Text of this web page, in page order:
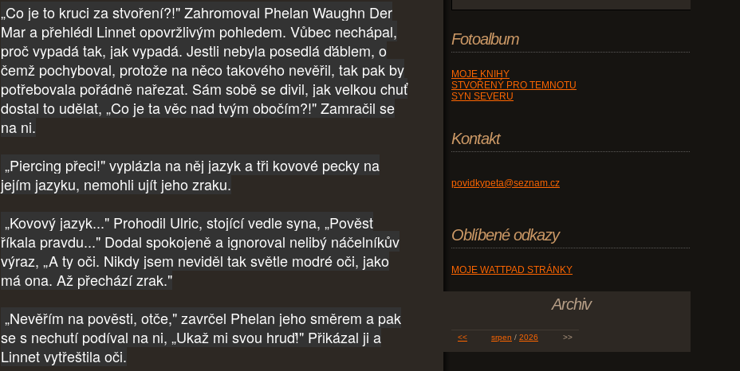
„Co je to kruci za stvoření?!" Zahromoval Phelan Waughn Der
Mar a přehlédl Linnet opovržlivým pohledem. Vůbec nechápal,
proč vypadá tak, jak vypadá. Jestli nebyla posedlá ďáblem, o
čemž pochyboval, protože na něco takového nevěřil, tak pak by
potřebovala pořádně nařezat. Sám sobě se divil, jak velkou chuť
dostal to udělat, „Co je ta věc nad tvým obočím?!" Zamračil se
na ni.
„Piercing přeci!" vyplázla na něj jazyk a tři kovové pecky na
jejím jazyku, nemohli ujít jeho zraku.
„Kovový jazyk..." Prohodil Ulric, stojící vedle syna, „Pověst
říkala pravdu..." Dodal spokojeně a ignoroval nelibý náčelníkův
výraz, „A ty oči. Nikdy jsem neviděl tak světle modré oči, jako
má ona. Až přechází zrak."
„Nevěřím na pověsti, otče," zavrčel Phelan jeho směrem a pak
se s nechutí podíval na ni, „Ukaž mi svou hruď!" Přikázal ji a
Linnet vytřeštila oči.
Fotoalbum
MOJE KNIHY
STVOŘENÝ PRO TEMNOTU
SYN SEVERU
Kontakt
povidkypeta@seznam.cz
Oblíbené odkazy
MOJE WATTPAD STRÁNKY
Archiv
<< srpen / 2026 >>